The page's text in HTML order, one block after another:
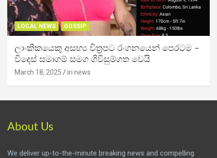
LOCAL NEWS GOSSIP
ලාංකිකයෙකු අසභ්‍ය චිත්‍රපට රංගනයෙන් පෙරටම –
විදෙස් සමාගම් සමග ගිවිසුම්ගත වෙයි
March 18, 2025 iri news
About Us
We deliver up-to-the-minute breaking news and compelling